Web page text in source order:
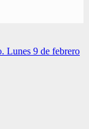
Lunes 9 de febrero